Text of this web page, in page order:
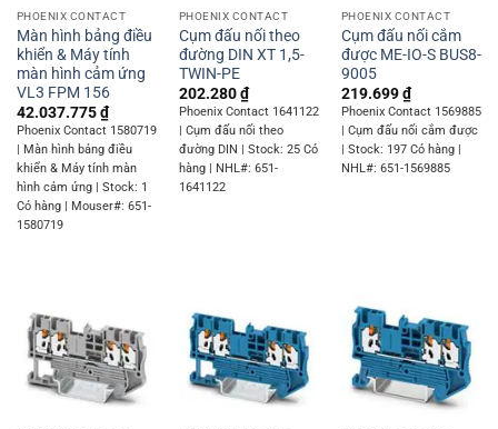
PHOENIX CONTACT
Màn hình bảng điều
khiển & Máy tính
màn hình cảm ứng
VL3 FPM 156
42.037.775₫
Phoenix Contact 1580719
| Màn hình bảng điều
khiển & Máy tính màn
hình cảm ứng | Stock: 1
Có hàng | Mouser#: 651-
1580719
PHOENIX CONTACT
Cụm đấu nối theo
đường DIN XT 1,5-
TWIN-PE
202.280₫
Phoenix Contact 1641122
| Cụm đấu nối theo
đường DIN | Stock: 25 Có
hàng | NHL#: 651-
1641122
PHOENIX CONTACT
Cụm đấu nối cắm
được ME-IO-S BUS8-
9005
219.699₫
Phoenix Contact 1569885
| Cụm đấu nối cắm được
| Stock: 197 Có hàng |
NHL#: 651-1569885